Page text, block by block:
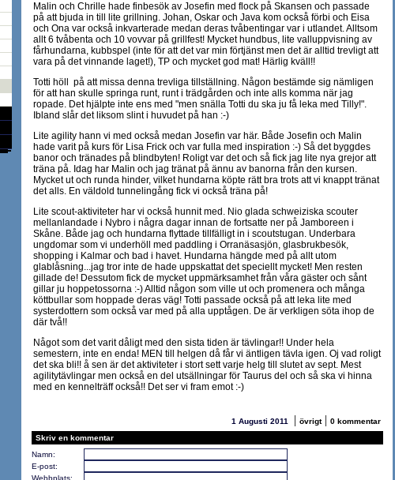
Malin och Chrille hade finbesök av Josefin med flock på Skansen och passade
på att bjuda in till lite grillning. Johan, Oskar och Java kom också förbi och Eisa
och Ona var också inkvarterade medan deras tvåbentingar var i utlandet. Alltsom
allt 6 tvåbenta och 10 vovvar på grillfest! Mycket hundbus, lite valluppvisning av
fårhundarna, kubbspel (inte för att det var min förtjänst men det är alltid trevligt att
vara på det vinnande laget!), TP och mycket god mat! Härlig kväll!!
Totti höll på att missa denna trevliga tillställning. Någon bestämde sig nämligen
för att han skulle springa runt, runt i trädgården och inte alls komma när jag
ropade. Det hjälpte inte ens med "men snälla Totti du ska ju få leka med Tilly!".
Ibland slår det liksom slint i huvudet på han :-)
Lite agility hann vi med också medan Josefin var här. Både Josefin och Malin
hade varit på kurs för Lisa Frick och var fulla med inspiration :-) Så det byggdes
banor och tränades på blindbyten! Roligt var det och så fick jag lite nya grejor att
träna på. Idag har Malin och jag tränat på ännu av banorna från den kursen.
Mycket ut och runda hinder, vilket hundarna köpte rätt bra trots att vi knappt tränat
det alls. En väldold tunnelingång fick vi också träna på!
Lite scout-aktiviteter har vi också hunnit med. Nio glada schweiziska scouter
mellanlandade i Nybro i några dagar innan de fortsatte ner på Jamboreen i
Skåne. Både jag och hundarna flyttade tillfälligt in i scoutstugan. Underbara
ungdomar som vi underhöll med paddling i Orranäsasjön, glasbrukbesök,
shopping i Kalmar och bad i havet. Hundarna hängde med på allt utom
glablåsning...jag tror inte de hade uppskattat det speciellt mycket! Men resten
gillade de! Dessutom fick de mycket uppmärksamhet från våra gäster och sånt
gillar ju hoppetossorna :-) Alltid någon som ville ut och promenera och många
köttbullar som hoppade deras väg! Totti passade också på att leka lite med
systerdottern som också var med på alla upptågen. De är verkligen söta ihop de
där två!!
Något som det varit dåligt med den sista tiden är tävlingar!! Under hela
semestern, inte en enda! MEN till helgen då får vi äntligen tävla igen. Oj vad roligt
det ska bli!! å sen är det aktiviteter i stort sett varje helg till slutet av sept. Mest
agilitytävlingar men också en del utsällningar för Taurus del och så ska vi hinna
med en kennelträff också!! Det ser vi fram emot :-)
1 Augusti 2011 | övrigt| 0 kommentar
Skriv en kommentar
Namn:
E-post:
Webbplats: